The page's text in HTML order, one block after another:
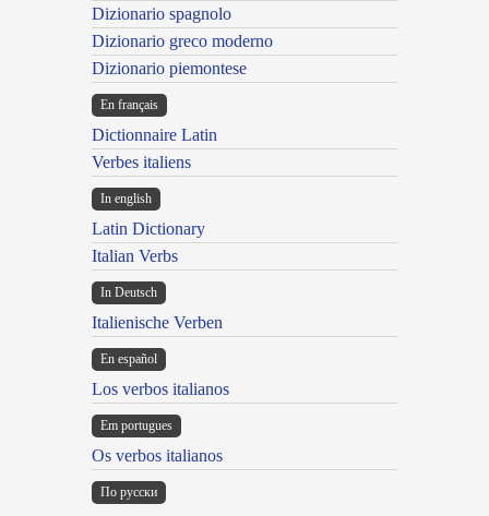
Dizionario spagnolo
Dizionario greco moderno
Dizionario piemontese
En français
Dictionnaire Latin
Verbes italiens
In english
Latin Dictionary
Italian Verbs
In Deutsch
Italienische Verben
En español
Los verbos italianos
Em portugues
Os verbos italianos
По русски